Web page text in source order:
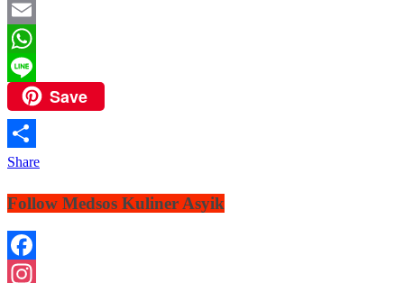
Twitter
Email
WhatsApp
Line
Save
Share
Follow Medsos Kuliner Asyik
Facebook